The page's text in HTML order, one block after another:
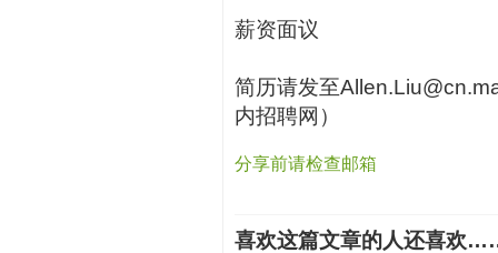
薪资面议
简历请发至
内招聘网）
分享前请检查邮箱
喜欢这篇文章的人还喜欢